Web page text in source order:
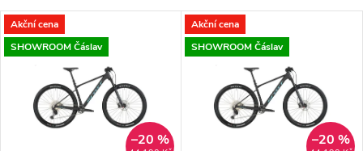
Akční cena
SHOWROOM Čáslav
–20 %
Akční cena
SHOWROOM Čáslav
–20 %